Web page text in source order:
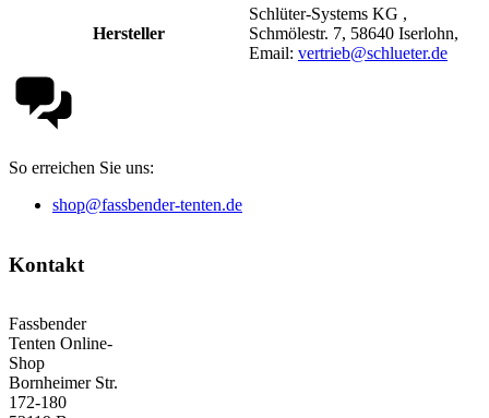
Hersteller
Schlüter-Systems KG ,
Schmölestr. 7, 58640 Iserlohn,
Email: vertrieb@schlueter.de
So erreichen Sie uns:
shop@fassbender-tenten.de
Kontakt
Fassbender
Tenten Online-
Shop
Bornheimer Str.
172-180